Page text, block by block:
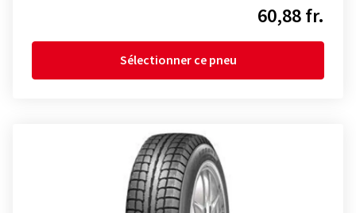
60,88 fr.
Sélectionner ce pneu